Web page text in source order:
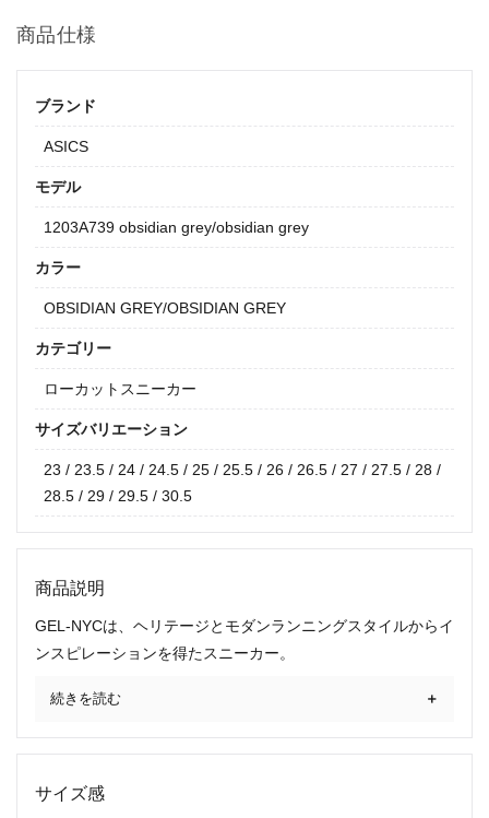
商品仕様
ブランド
ASICS
モデル
1203A739 obsidian grey/obsidian grey
カラー
OBSIDIAN GREY/OBSIDIAN GREY
カテゴリー
ローカットスニーカー
サイズバリエーション
23 / 23.5 / 24 / 24.5 / 25 / 25.5 / 26 / 26.5 / 27 / 27.5 / 28 /
28.5 / 29 / 29.5 / 30.5
商品説明
GEL-NYCは、ヘリテージとモダンランニングスタイルからイ
ンスピレーションを得たスニーカー。
続きを読む
サイズ感